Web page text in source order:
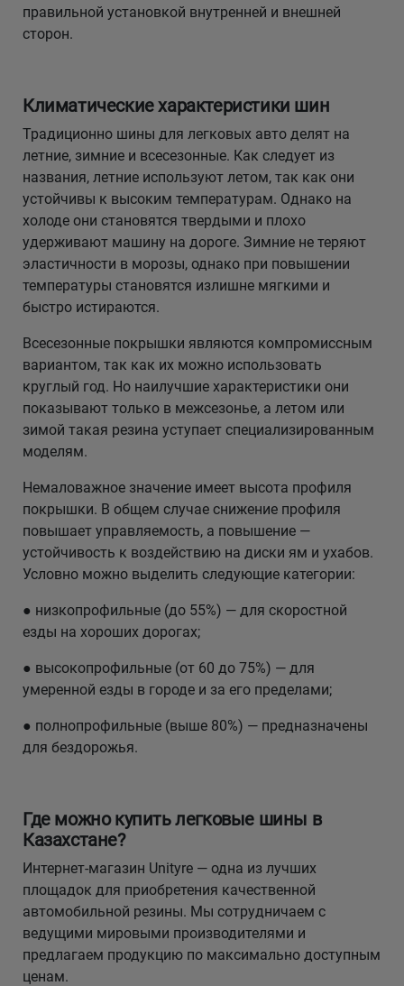
правильной установкой внутренней и внешней
сторон.
Климатические характеристики шин
Традиционно шины для легковых авто делят на
летние, зимние и всесезонные. Как следует из
названия, летние используют летом, так как они
устойчивы к высоким температурам. Однако на
холоде они становятся твердыми и плохо
удерживают машину на дороге. Зимние не теряют
эластичности в морозы, однако при повышении
температуры становятся излишне мягкими и
быстро истираются.
Всесезонные покрышки являются компромиссным
вариантом, так как их можно использовать
круглый год. Но наилучшие характеристики они
показывают только в межсезонье, а летом или
зимой такая резина уступает специализированным
моделям.
Немаловажное значение имеет высота профиля
покрышки. В общем случае снижение профиля
повышает управляемость, а повышение —
устойчивость к воздействию на диски ям и ухабов.
Условно можно выделить следующие категории:
● низкопрофильные (до 55%) — для скоростной
езды на хороших дорогах;
● высокопрофильные (от 60 до 75%) — для
умеренной езды в городе и за его пределами;
● полнопрофильные (выше 80%) — предназначены
для бездорожья.
Где можно купить легковые шины в
Казахстане?
Интернет-магазин Unityre — одна из лучших
площадок для приобретения качественной
автомобильной резины. Мы сотрудничаем с
ведущими мировыми производителями и
предлагаем продукцию по максимально доступным
ценам.